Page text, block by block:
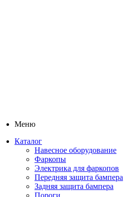
Меню
Каталог
Навесное оборудование
Фаркопы
Электрика для фаркопов
Передняя защита бампера
Задняя защита бампера
Пороги